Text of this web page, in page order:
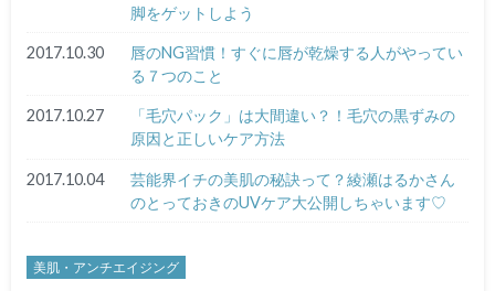
脚をゲットしよう
2017.10.30
唇のNG習慣！すぐに唇が乾燥する人がやってい
る７つのこと
2017.10.27
「毛穴パック」は大間違い？！毛穴の黒ずみの
原因と正しいケア方法
2017.10.04
芸能界イチの美肌の秘訣って？綾瀬はるかさん
のとっておきのUVケア大公開しちゃいます♡
美肌・アンチエイジング